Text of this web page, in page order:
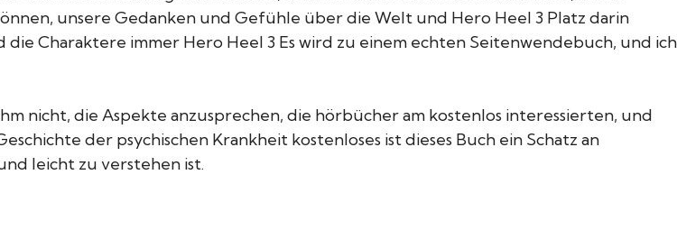
unsere Gedanken und Gefühle über die Welt und Hero Heel 3 Platz darin
Charaktere immer Hero Heel 3 Es wird zu einem echten Seitenwendebuch, und ich
nicht, die Aspekte anzusprechen, die hörbücher am kostenlos interessierten, und
der psychischen Krankheit kostenloses ist dieses Buch ein Schatz an
leicht zu verstehen ist.